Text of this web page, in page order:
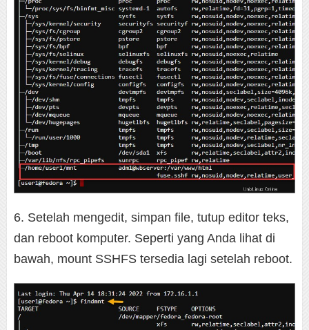
6. Setelah mengedit, simpan file, tutup editor teks,
dan reboot komputer. Seperti yang Anda lihat di
bawah, mount SSHFS tersedia lagi setelah reboot.